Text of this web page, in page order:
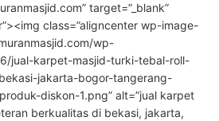
target=”_blank”
class=”aligncenter wp-image-
wp-
jual-karpet-masjid-turki-tebal-roll-
jakarta-bogor-tangerang-
diskon-1.png” alt=”jual karpet
berkualitas di bekasi, jakarta,